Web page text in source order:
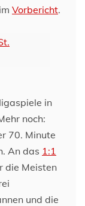
Vorbericht.
in
noch:
70. Minute
An das 1:1
die Meisten
und die